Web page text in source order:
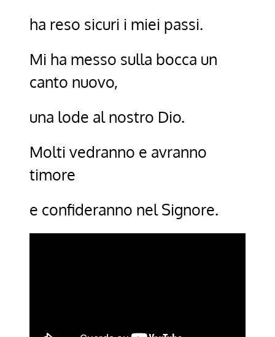
ha reso sicuri i miei passi.
Mi ha messo sulla bocca un
canto nuovo,
una lode al nostro Dio.
Molti vedranno e avranno
timore
e confideranno nel Signore.